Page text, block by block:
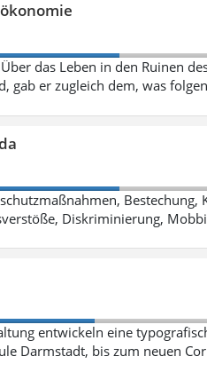
das Leben in den Ruinen
gab er zugleich dem, was
Diskriminierung,
entwickeln eine
Darmstadt, bis zum neuen